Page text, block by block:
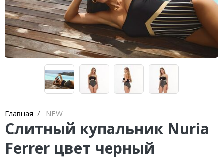
Главная NEW
Слитный купальник Nuria
Ferrer цвет черный
чашечками
Купальники танкини
Купальники с плавками слипы
Купальники с плавками танга
Nuria Ferrer
Bond-eye
Heroine Sport